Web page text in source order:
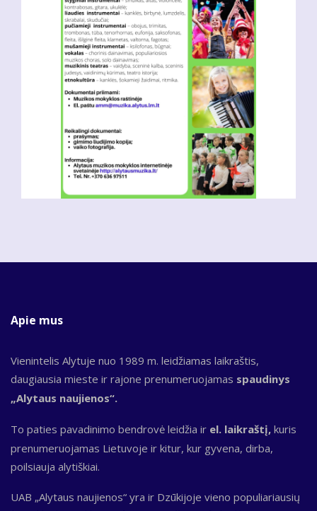
Apie mus
Vienintelis Alytuje nuo 1989 m. leidžiamas laikraštis,
daugiausia mieste ir rajone prenumeruojamas spaudinys
„Alytaus naujienos“.
To paties pavadinimo bendrovė leidžia ir el. laikraštį, kuris
prenumeruojamas Lietuvoje ir kitur, kur gyvena, dirba,
poilsiauja alytiškiai.
UAB „Alytaus naujienos“ yra ir Dzūkijoje vieno populiariausių